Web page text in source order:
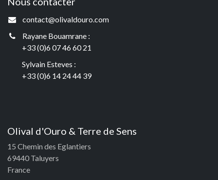
contact@olivaldouro.com
Rayane Bouamrane :
+33 (0)6 07 46 60 21
Sylvain Esteves :
+33 (0)6 14 24 44 39
Olival d'Ouro & Terre de Sens
15 Chemin des Eglantiers
69440 Taluyers
France